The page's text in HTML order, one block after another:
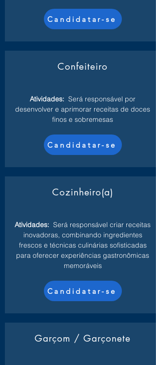
Candidatar-se
Confeiteiro
Atividades: Será responsável por
desenvolver e aprimorar receitas de doces
finos e sobremesas
Candidatar-se
Cozinheiro(a)
Atividades: Será responsável criar receitas
inovadoras, combinando ingredientes
frescos e técnicas culinárias sofisticadas
para oferecer experiências gastronômicas
memoráveis
Candidatar-se
Garçom / Garçonete